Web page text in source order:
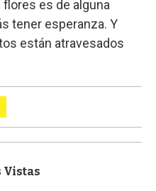
es de alguna
tener esperanza. Y
están atravesados
Vistas